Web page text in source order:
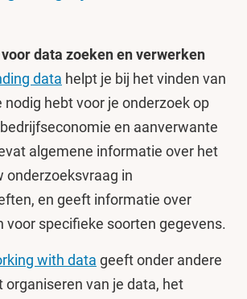
data zoeken en verwerken
data helpt je bij het vinden van
nodig hebt voor je onderzoek op
en aanverwante
algemene informatie over het
onderzoeksvraag in
en geeft informatie over
voor specifieke soorten gegevens.
with data geeft onder andere
organiseren van je data, het